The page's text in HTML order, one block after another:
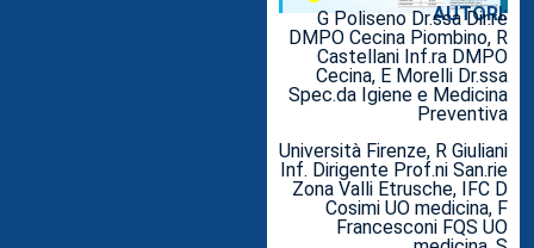
AUTORI:
G Poliseno Dr.ssa Dir.re
DMPO Cecina Piombino, R
Castellani Inf.ra DMPO
Cecina, E Morelli Dr.ssa
Spec.da Igiene e Medicina
Preventiva
Università Firenze, R Giuliani
Inf. Dirigente Prof.ni San.rie
Zona Valli Etrusche, IFC D
Cosimi UO medicina, F
Francesconi FQS UO